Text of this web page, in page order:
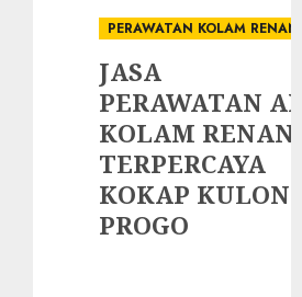
PERAWATAN KOLAM RENANG
JASA
PERAWATAN AIR
KOLAM RENANG
TERPERCAYA
KOKAP KULON
PROGO